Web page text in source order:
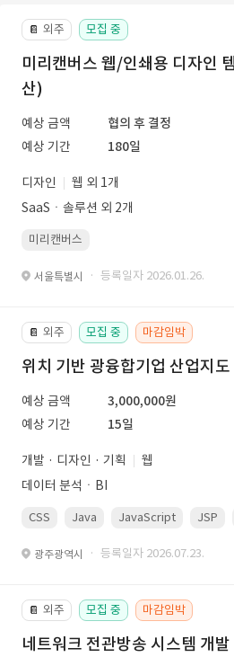
📔 외주 모집 중
미리캔버스 웹/인쇄용 디자인
산)
예상 금액
협의 후 결정
예상 기간
180일
디자인
웹 외 1개
SaaSㆍ솔루션 외 2개
미리캔버스
서울특별시 · 등록일자 2026.01.26.
📔 외주 모집 중 마감임박
위치 기반 광융합기업 산업지
예상 금액
3,000,000원
예상 기간
15일
개발 · 디자인 · 기획
웹
데이터 분석ㆍBI
CSS Java JavaScript JSP
광주광역시 · 등록일자 2026.07.23.
📔 외주 모집 중 마감임박
네트워크 전관방송 시스템 개